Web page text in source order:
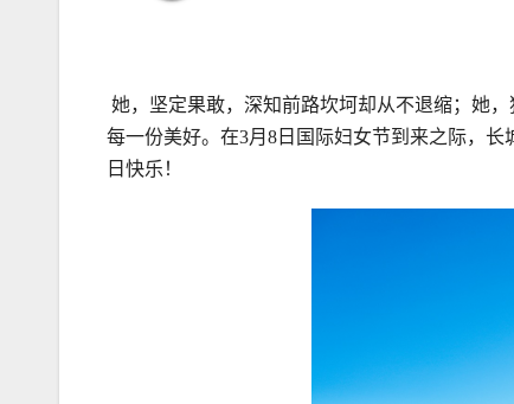
她，坚定果敢，深知前路坎坷却从不退缩；她
每一份美好。在3月8日国际妇女节到来之际，长
日快乐！